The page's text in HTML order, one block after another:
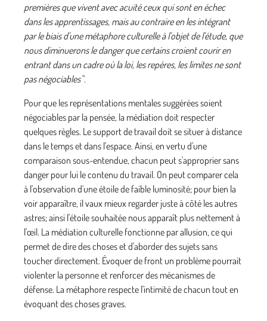
premières que vivent avec acuité ceux qui sont en échec
dans les appren­tissages, mais au contraire en les intégrant
par le biais d'une métaphore culturelle à l'objet de l'étude, que
nous diminuerons le danger que certains croient courir en
entrant dans un cadre où la loi, les repères, les limites ne sont
pas négociables".
Pour que les représentations mentales suggérées soient
négociables par la pensée, la médiation doit respecter
quelques règles. Le support de travail doit se situer à dis­tance
dans le temps et dans l'espace. Ainsi, en vertu d'une
comparaison sous-entendue, chacun peut s'approprier sans
danger pour lui le contenu du travail. On peut com­parer cela
à l'observation d'une étoile de faible luminosité; pour bien la
voir apparaître, il vaux mieux regarder juste à côté les autres
astres; ainsi l'étoile souhaitée nous appa­raît plus nettement à
l'œil. La médiation culturelle fonc­tionne par allusion, ce qui
permet de dire des choses et d'aborder des sujets sans
toucher directement. Évoquer de front un problème pourrait
violenter la personne et renforcer des mécanismes de
défense. La métaphore respec­te l'intimité de chacun tout en
évoquant des choses graves.